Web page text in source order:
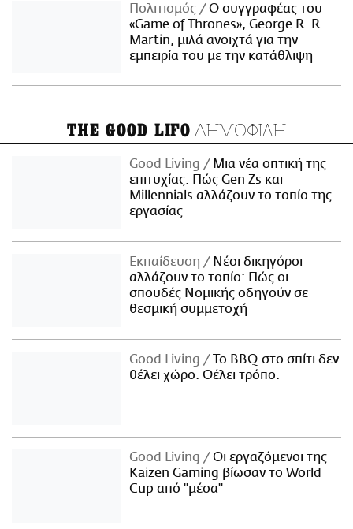
Πολιτισμός
Ο συγγραφέας του
«Game of Thrones», George R. R.
Martin, μιλά ανοιχτά για την
εμπειρία του με την κατάθλιψη
THE GOOD LIFO ΔΗΜΟΦΙΛΗ
Good Living
Μια νέα οπτική της
επιτυχίας: Πώς Gen Zs και
Millennials αλλάζουν το τοπίο της
εργασίας
Εκπαίδευση
Νέοι δικηγόροι
αλλάζουν το τοπίο: Πώς οι
σπουδές Νομικής οδηγούν σε
θεσμική συμμετοχή
Good Living
Το BBQ στο σπίτι δεν
θέλει χώρο. Θέλει τρόπο.
Good Living
Οι εργαζόμενοι της
Kaizen Gaming βίωσαν το World
Cup από "μέσα"